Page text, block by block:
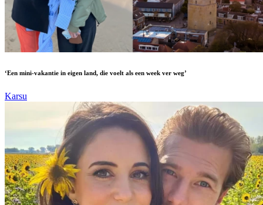
‘Een mini-vakantie in eigen land, die voelt als een week ver weg’
Karsu